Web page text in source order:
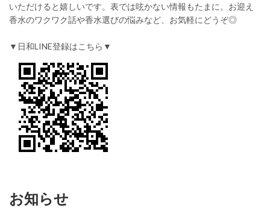
いただけると嬉しいです。表では呟かない情報もたまに。お迎え
香水のワクワク話や香水選びの悩みなど、お気軽にどうぞ◎
▼日和LINE登録はこちら▼
お知らせ